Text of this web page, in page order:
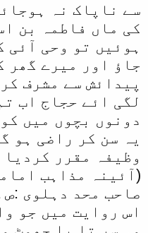
سے ناپاک نہ
کی ماں فاطمہ بن
ہوئیں تو وحی آئی
جاؤ اور میرے گھر
پیدائش سے مشرف
لگی ائے حجاج اب
دونوں بچوں میں
یہ سن کر راضی ہو
وظیفہ مقرر کردیا
(آئینہ مذاہب
صاحب محد دہلوی :ص 111-113
اس روایت میں جو